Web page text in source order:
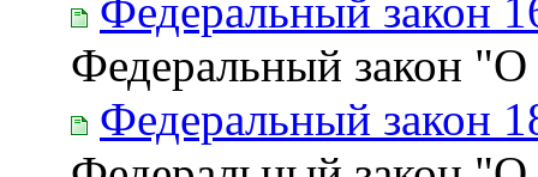
Федеральный закон
Федеральный закон "О
Федеральный закон